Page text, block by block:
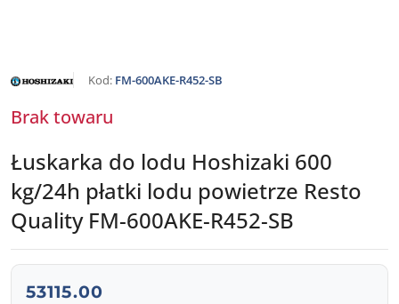
NAZWA
PRODUCENTA:Kod: FM-600AKE-R452-SB
Brak towaru
Łuskarka do lodu Hoshizaki 600
kg/24h płatki lodu powietrze Resto
Quality FM-600AKE-R452-SB
cena:
53115.00